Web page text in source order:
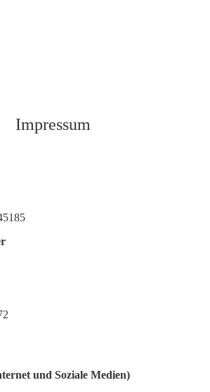
Impressum
und Soziale Medien)